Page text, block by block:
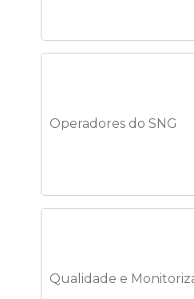
Operadores do SNG
Qualidade e